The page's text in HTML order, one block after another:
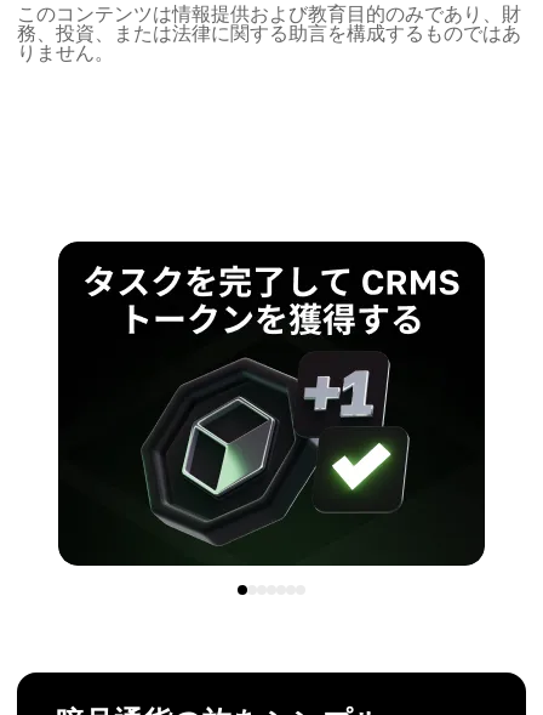
このコンテンツは情報提供および教育目的のみであり、財
務、投資、または法律に関する助言を構成するものではあ
りません。